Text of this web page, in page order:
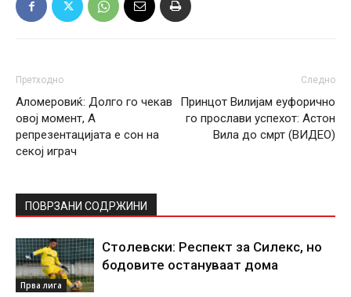
Претходно
Аломеровиќ: Долго го чекав
овој момент, А
репрезентацијата е сон на
секој играч
Следно
Принцот Вилијам еуфорично
го прослави успехот: Астон
Вила до смрт (ВИДЕО)
ПОВРЗАНИ СОДРЖИНИ
Прва лига
Столевски: Респект за Силекс, но
бодовите остануваат дома